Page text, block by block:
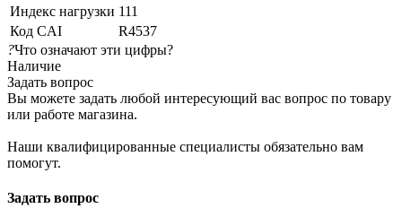
Индекс нагрузки 111
Код CAI
R4537
?Что означают эти цифры?
Наличие
Задать вопрос
Вы можете задать любой интересующий вас вопрос по товару
или работе магазина.
Наши квалифицированные специалисты обязательно вам
помогут.
Задать вопрос